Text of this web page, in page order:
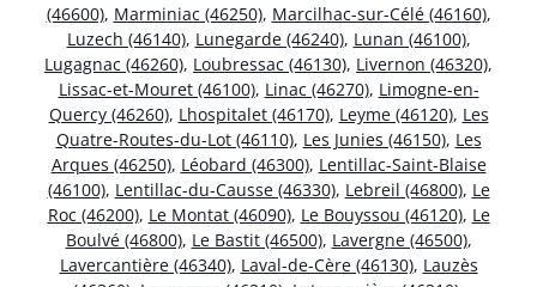
(46600), Marminiac (46250), Marcilhac-sur-Célé (46160),
Luzech (46140), Lunegarde (46240), Lunan (46100),
Lugagnac (46260), Loubressac (46130), Livernon (46320),
Lissac-et-Mouret (46100), Linac (46270), Limogne-en-
Quercy (46260), Lhospitalet (46170), Leyme (46120), Les
Quatre-Routes-du-Lot (46110), Les Junies (46150), Les
Arques (46250), Léobard (46300), Lentillac-Saint-Blaise
(46100), Lentillac-du-Causse (46330), Lebreil (46800), Le
Roc (46200), Le Montat (46090), Le Bouyssou (46120), Le
Boulvé (46800), Le Bastit (46500), Lavergne (46500),
Lavercantière (46340), Laval-de-Cère (46130), Lauzès